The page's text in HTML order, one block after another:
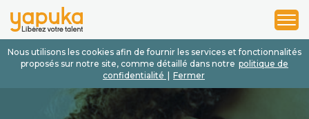
Nous utilisons les cookies afin de fournir les services et fonctionnalités
proposés sur notre site, comme détaillé dans notre politique de
confidentialité
Fermer
1
2
3